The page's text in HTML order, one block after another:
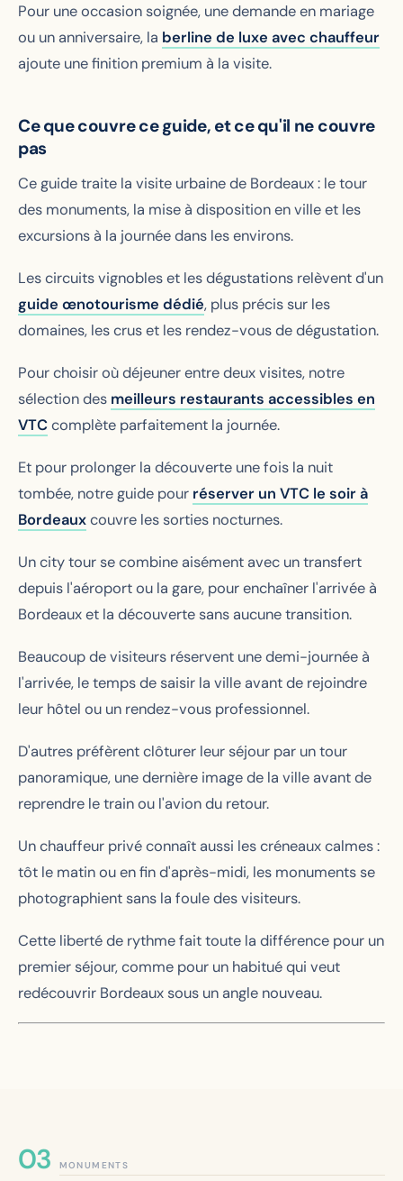
Pour une occasion soignée, une demande en mariage
ou un anniversaire, la berline de luxe avec chauffeur
ajoute une finition premium à la visite.
Ce que couvre ce guide, et ce qu'il ne couvre
pas
Ce guide traite la visite urbaine de Bordeaux : le tour
des monuments, la mise à disposition en ville et les
excursions à la journée dans les environs.
Les circuits vignobles et les dégustations relèvent d'un
guide œnotourisme dédié, plus précis sur les
domaines, les crus et les rendez-vous de dégustation.
Pour choisir où déjeuner entre deux visites, notre
sélection des meilleurs restaurants accessibles en
VTCcomplète parfaitement la journée.
Et pour prolonger la découverte une fois la nuit
tombée, notre guide pour réserver un VTC le soir à
Bordeauxcouvre les sorties nocturnes.
Un city tour se combine aisément avec un transfert
depuis l'aéroport ou la gare, pour enchaîner l'arrivée à
Bordeaux et la découverte sans aucune transition.
Beaucoup de visiteurs réservent une demi-journée à
l'arrivée, le temps de saisir la ville avant de rejoindre
leur hôtel ou un rendez-vous professionnel.
D'autres préfèrent clôturer leur séjour par un tour
panoramique, une dernière image de la ville avant de
reprendre le train ou l'avion du retour.
Un chauffeur privé connaît aussi les créneaux calmes :
tôt le matin ou en fin d'après-midi, les monuments se
photographient sans la foule des visiteurs.
Cette liberté de rythme fait toute la différence pour un
premier séjour, comme pour un habitué qui veut
redécouvrir Bordeaux sous un angle nouveau.
MONUMENTS